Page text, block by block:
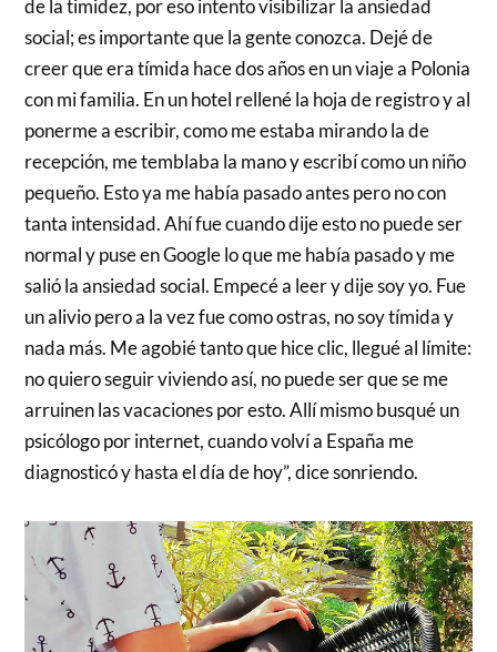
de la timidez, por eso intento visibilizar la ansiedad
social; es importante que la gente conozca. Dejé de
creer que era tímida hace dos años en un viaje a Polonia
con mi familia. En un hotel rellené la hoja de registro y al
ponerme a escribir, como me estaba mirando la de
recepción, me temblaba la mano y escribí como un niño
pequeño. Esto ya me había pasado antes pero no con
tanta intensidad. Ahí fue cuando dije esto no puede ser
normal y puse en Google lo que me había pasado y me
salió la ansiedad social. Empecé a leer y dije soy yo. Fue
un alivio pero a la vez fue como ostras, no soy tímida y
nada más. Me agobié tanto que hice clic, llegué al límite:
no quiero seguir viviendo así, no puede ser que se me
arruinen las vacaciones por esto. Allí mismo busqué un
psicólogo por internet, cuando volví a España me
diagnosticó y hasta el día de hoy”, dice sonriendo.